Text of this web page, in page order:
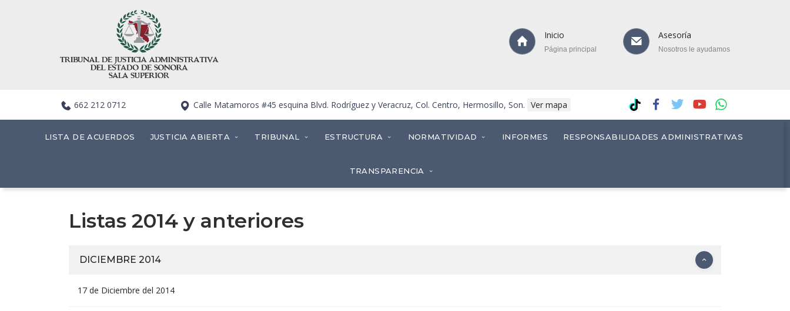
Inicio
Página principal
Asesoría
Nosotros le ayudamos
662 212 0712 Calle Matamoros #45 esquina Blvd. Rodríguez y Veracruz, Col. Centro, Hermosillo, Son. Ver mapa
LISTA DE ACUERDOS JUSTICIA ABIERTA TRIBUNAL ESTRUCTURA NORMATIVIDAD INFORMES RESPONSABILIDADES ADMINISTRATIVAS
TRANSPARENCIA
Listas 2014 y anteriores
DICIEMBRE 2014
17 de Diciembre del 2014